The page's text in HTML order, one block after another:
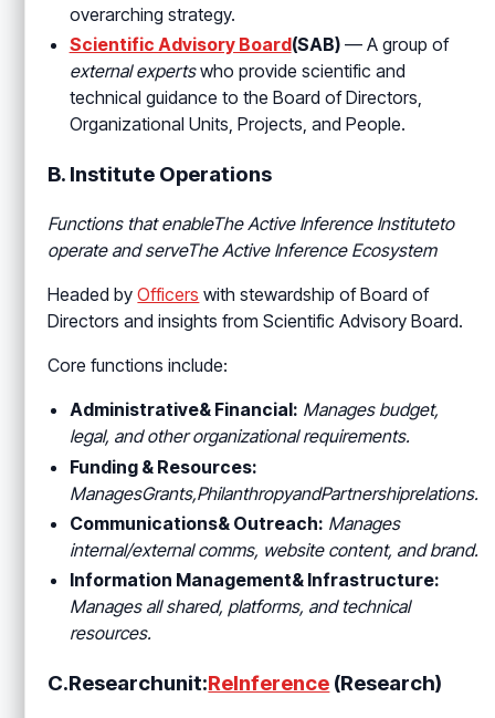
overarching strategy.
Scientific Advisory Board(SAB)— A group of
external expertswho provide scientific and
technical guidance to the Board of Directors,
Organizational Units, Projects, and People.
B. Institute Operations
Functions that enableThe Active Inference Instituteto
operate and serveThe Active Inference Ecosystem
Headed byOfficers with stewardship of Board of
Directors and insights from Scientific Advisory Board.
Core functions include:
Administrative& Financial: Manages budget,
legal, and other organizational requirements.
Funding & Resources:
ManagesGrants,PhilanthropyandPartnershiprelations.
Communications& Outreach: Manages
internal/external comms, website content, and brand.
Information Management& Infrastructure:
Manages all shared, platforms, and technical
resources.
C.Researchunit:ReInference (Research)